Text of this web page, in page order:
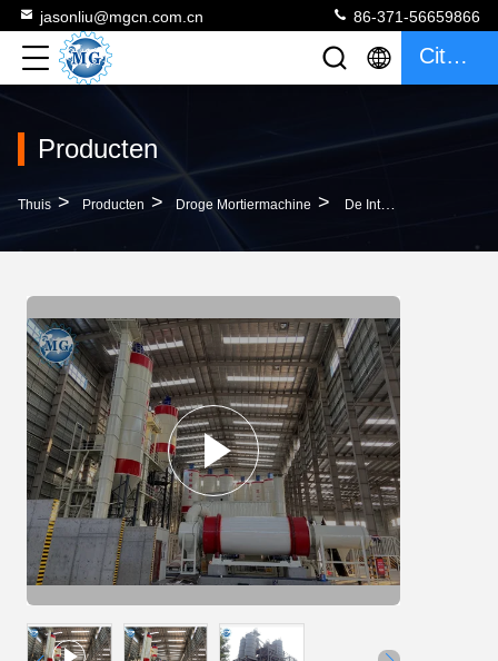
jasonliu@mgcn.com.cn 86-371-56659866
Citaat
Producten
Thuis > Producten > Droge Mortiermachine > De Intelligente Machine 12T/H 90KW Van Het Metselwerk Droge Mortier Voor Cement